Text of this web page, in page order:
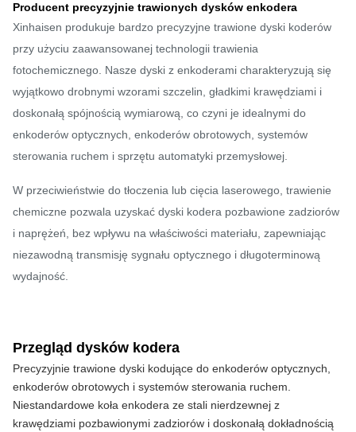
Producent precyzyjnie trawionych dysków enkodera
Xinhaisen produkuje bardzo precyzyjne trawione dyski koderów
przy użyciu zaawansowanej technologii trawienia
fotochemicznego. Nasze dyski z enkoderami charakteryzują się
wyjątkowo drobnymi wzorami szczelin, gładkimi krawędziami i
doskonałą spójnością wymiarową, co czyni je idealnymi do
enkoderów optycznych, enkoderów obrotowych, systemów
sterowania ruchem i sprzętu automatyki przemysłowej.
W przeciwieństwie do tłoczenia lub cięcia laserowego, trawienie
chemiczne pozwala uzyskać dyski kodera pozbawione zadziorów
i naprężeń, bez wpływu na właściwości materiału, zapewniając
niezawodną transmisję sygnału optycznego i długoterminową
wydajność.
Przegląd dysków kodera
Precyzyjnie trawione dyski kodujące do enkoderów optycznych,
enkoderów obrotowych i systemów sterowania ruchem.
Niestandardowe koła enkodera ze stali nierdzewnej z
krawędziami pozbawionymi zadziorów i doskonałą dokładnością